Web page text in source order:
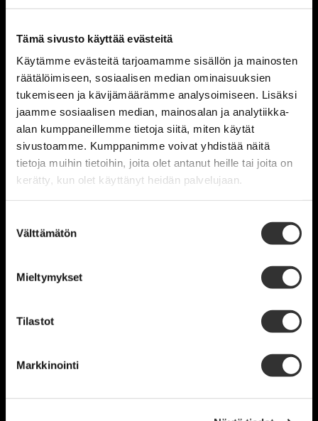
Tämä sivusto käyttää evästeitä
Käytämme evästeitä tarjoamamme sisällön ja mainosten
räätälöimiseen, sosiaalisen median ominaisuuksien
tukemiseen ja kävijämäärämme analysoimiseen. Lisäksi
jaamme sosiaalisen median, mainosalan ja analytiikka-
alan kumppaneillemme tietoja siitä, miten käytät
sivustoamme. Kumppanimme voivat yhdistää näitä
tietoja muihin tietoihin, joita olet antanut heille tai joita on
kerätty, kun olet käyttänyt heidän palvelujaan.
valinta
Välttämätön
Mieltymykset
Tilastot
Markkinointi